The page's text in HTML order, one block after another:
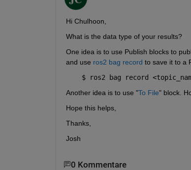
Hi Chulhoon,
What is the data type of your results?
One idea is to use Publish blocks to
and use ros2 bag record to save it to a
$ ros2 bag record
Another idea is to use "To File" block.
Hope this helps,
Thanks,
Josh
0 Kommentare